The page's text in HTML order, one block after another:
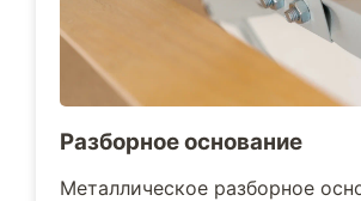
Разборное основание
Металлическое разборное